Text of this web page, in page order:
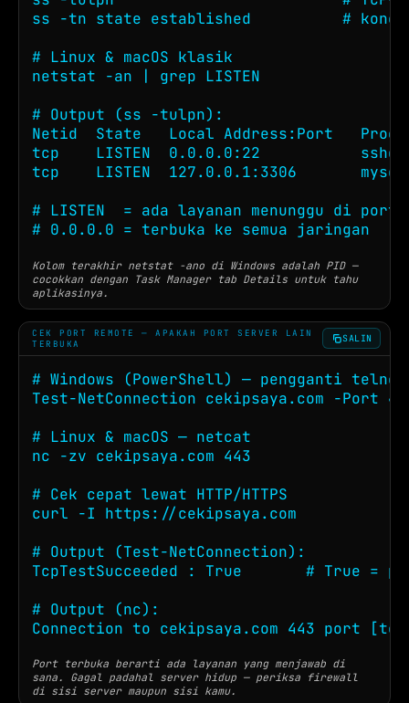
ss -tn state established          #
# Linux & macOS klasik
netstat -an | grep LISTEN
# Output (ss -tulpn):
Netid  State   Local Address:Port
tcp    LISTEN  0.0.0.0:22           sshd
tcp    LISTEN  127.0.0.1:3306
# LISTEN  = ada layanan menunggu di
# 0.0.0.0 = terbuka ke semua jaringan
Kolom terakhir netstat -ano di Windows adalah PID —
cocokkan dengan Task Manager tab Details untuk tahu
aplikasinya.
CEK PORT REMOTE — APAKAH PORT SERVER LAIN
TERBUKA
SALIN
# Windows (PowerShell) — pengganti telnet
Test-NetConnection cekipsaya.com -Port
# Linux & macOS — netcat
nc -zv cekipsaya.com 443
# Cek cepat lewat HTTP/HTTPS
curl -I https://cekipsaya.com
# Output (Test-NetConnection):
TcpTestSucceeded : True       # True =
# Output (nc):
Connection to cekipsaya.com 443 port
Port terbuka berarti ada layanan yang menjawab di
sana. Gagal padahal server hidup — periksa firewall
di sisi server maupun sisi kamu.